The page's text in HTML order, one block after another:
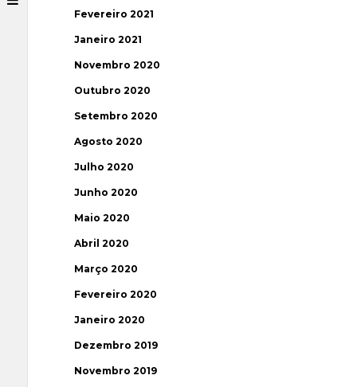
Fevereiro 2021
Janeiro 2021
Novembro 2020
Outubro 2020
Setembro 2020
Agosto 2020
Julho 2020
Junho 2020
Maio 2020
Abril 2020
Março 2020
Fevereiro 2020
Janeiro 2020
Dezembro 2019
Novembro 2019